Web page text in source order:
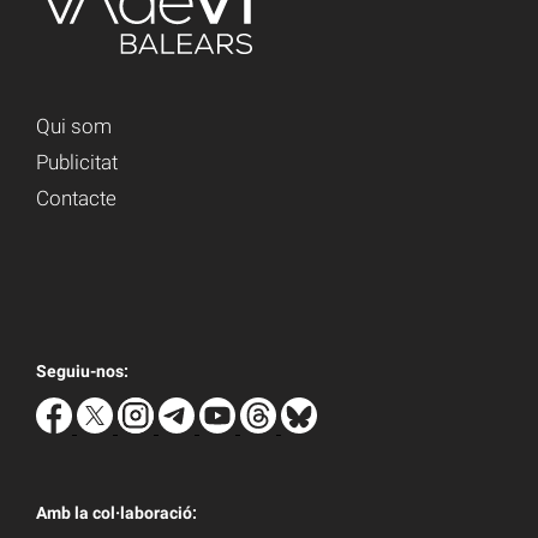
Qui som
Publicitat
Contacte
Seguiu-nos:
Amb la col·laboració: